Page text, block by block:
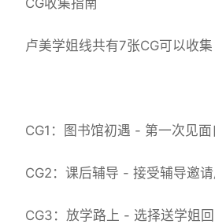
卢美学姐线共有7张CG可以收集
CG1：图书馆初遇 - 第一次见
CG2：课后辅导 - 接受辅导邀
CG3：放学路上 - 选择送学姐